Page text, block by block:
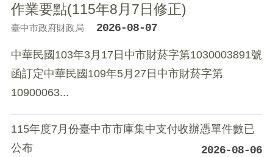
作業要點(115年8月7日修正)
臺中市政府財政局 2026-08-07
中華民國103年3月17日中市財菸字第1030003891號
函訂定中華民國109年5月27日中市財菸字第
10900063...
115年度7月份臺中市市庫集中支付收辦憑單件數已
公布
2026-08-06